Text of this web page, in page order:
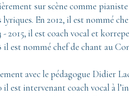
sur scène comme
En 2012, il est nommé
- 2015, il est coach vocal et
il est nommé chef de chant au
avec le pédagogue Didier
il est intervenant coach vocal à